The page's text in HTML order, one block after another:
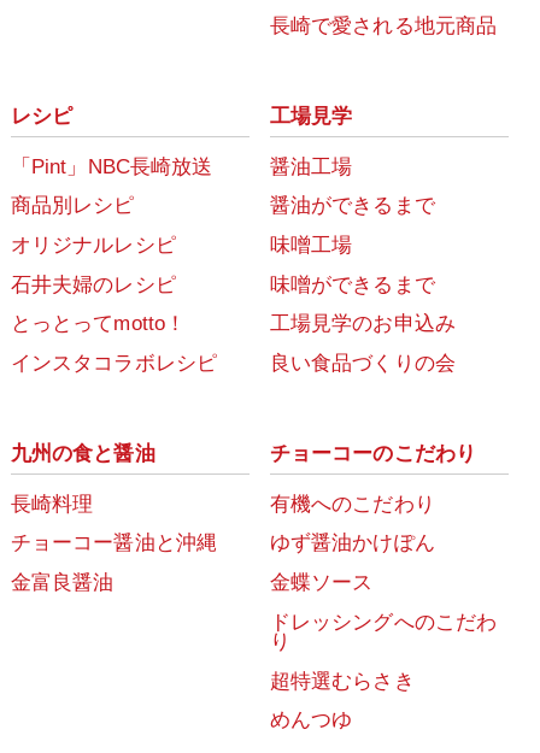
長崎で愛される地元商品
レシピ
「Pint」NBC長崎放送
商品別レシピ
オリジナルレシピ
石井夫婦のレシピ
とっとってmotto！
インスタコラボレシピ
工場見学
醤油工場
醤油ができるまで
味噌工場
味噌ができるまで
工場見学のお申込み
良い食品づくりの会
九州の食と醤油
長崎料理
チョーコー醤油と沖縄
金富良醤油
チョーコーのこだわり
有機へのこだわり
ゆず醤油かけぽん
金蝶ソース
ドレッシングへのこだわ
り
超特選むらさき
めんつゆ